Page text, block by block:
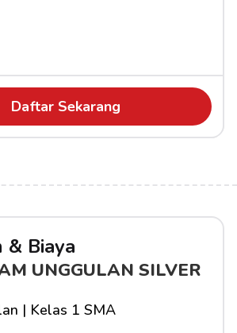
Daftar Sekarang
& Biaya
UNGGULAN SILVER
| Kelas 1 SMA